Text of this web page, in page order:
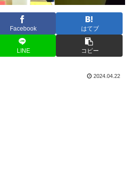
Facebook はてブ
LINE コピー
2024.04.22